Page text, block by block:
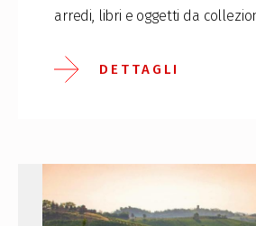
arredi, libri e oggetti da
DETTAGLI